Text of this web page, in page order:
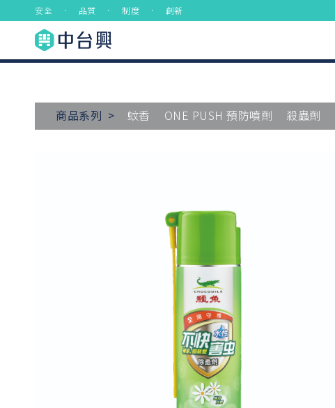
安全 ． 品質 ． 制度 ． 創新
商品系列 > 蚊香 ONE PUSH 預防噴劑 殺蟲劑